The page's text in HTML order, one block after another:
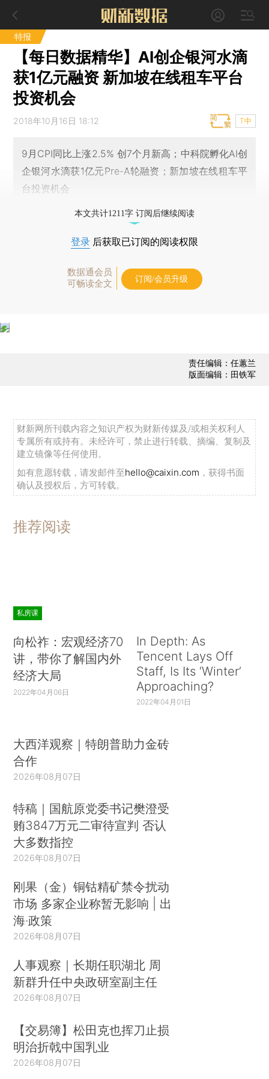
特报
【每日数据精华】AI创企银河水滴
获1亿元融资 新加坡在线租车平台
投资机会
2018年10月16日 18:12 T中
9月CPI同比上涨2.5% 创7个月新高；中科院孵化AI创
企银河水滴获1亿元Pre-A轮融资；新加坡在线租车平
台投资机会
本文共计1211字 订阅后继续阅读
登录 后获取已订阅的阅读权限
数据通会员
可畅读全文
订阅/会员升级
责任编辑：任蕙兰
版面编辑：田铁军
财新网所刊载内容之知识产权为财新传媒及/或相关权利人
专属所有或持有。未经许可，禁止进行转载、摘编、复制及
建立镜像等任何使用。
如有意愿转载，请发邮件至hello@caixin.com ，获得书面
确认及授权后，方可转载。
推荐阅读
私房课
向松祚：宏观经济70
讲，带你了解国内外
经济大局
2022年04月06日
In Depth: As
Tencent Lays Off
Staff, Is Its ‘Winter’
Approaching?
2022年04月01日
大西洋观察｜特朗普助力金砖
合作
2026年08月07日
特稿｜国航原党委书记樊澄受
贿3847万元二审待宣判 否认
大多数指控
2026年08月07日
刚果（金）铜钴精矿禁令扰动
市场 多家企业称暂无影响 | 出
海·政策
2026年08月07日
人事观察｜长期任职湖北 周
新群升任中央政研室副主任
2026年08月07日
【交易簿】松田克也挥刀止损
明治折戟中国乳业
2026年08月07日